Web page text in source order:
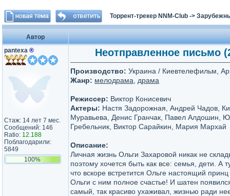
Торрент-трекер NNM-Club ->
Автор
pantexa ®
Стаж: 14 лет 7 мес.
Сообщений: 146
Ratio: 12.188
Поблагодарили:
5849
100%
Неотправленное письмо
Производство: Украина / Киевтелефильм,
Жанр: мелодрама драма
Режиссер: Виктор Конисевич
Актеры: Настя Задорожная, Андрей Чадов,
Муравьева, Денис Гранчак, Павел Алдошин,
Гребельник, Виктор Сарайкин, Мария Мархай
Описание:
Личная жизнь Ольги Захаровой никак не
поэтому хочется быть как все: семья, дети. А
что вскоре встретится Ольге настоящий
Ольги с ним полное счастье! И шатен
самый, так красиво ухаживал, жизнью ради